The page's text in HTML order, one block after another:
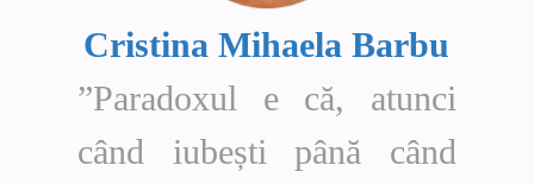
Cristina Mihaela Barbu
”Paradoxul e că, atunci
când iubești până când